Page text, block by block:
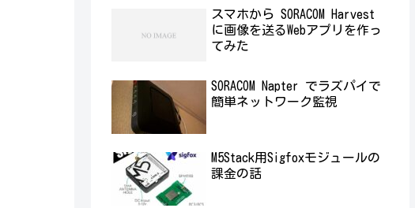
スマホから SORACOM Harvest
に画像を送るWebアプリを作っ
てみた
SORACOM Napter でラズパイで
簡単ネットワーク監視
M5Stack用Sigfoxモジュールの
課金の話